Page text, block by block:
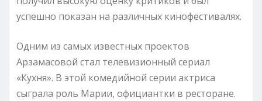
успешно показан на различных кинофестивалях.
Одним из самых известных проектов
Арзамасовой стал телевизионный сериал
«Кухня». В этой комедийной серии актриса
сыграла роль Марии, официантки в ресторане.